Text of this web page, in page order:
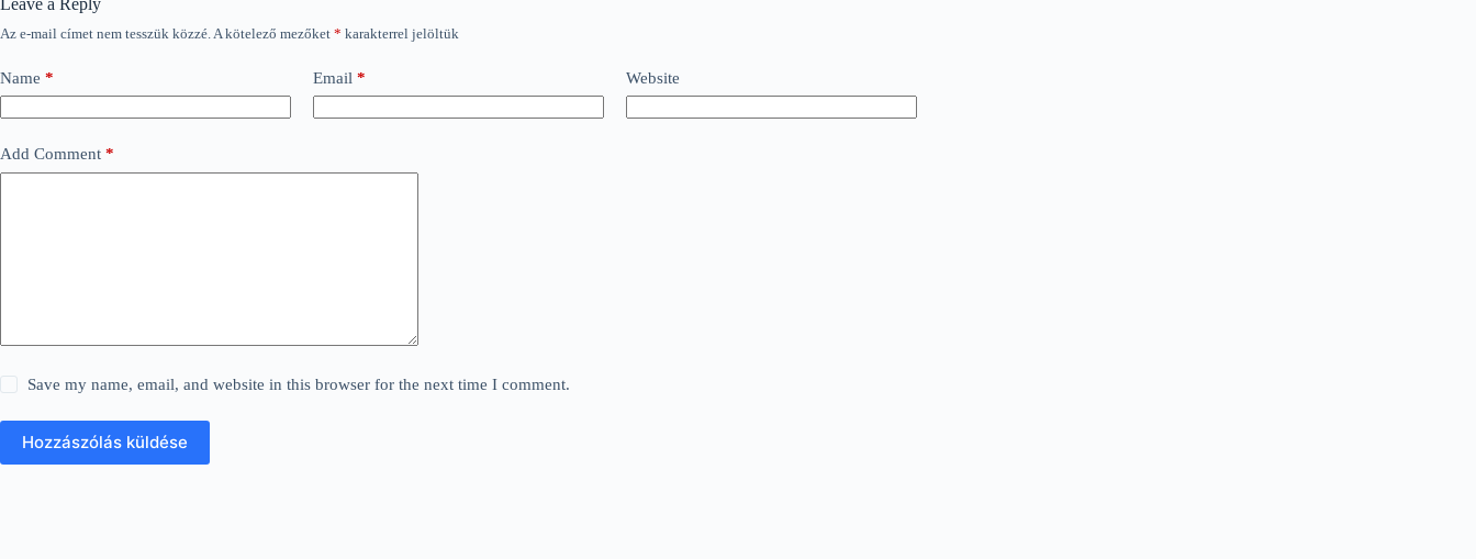
Az e-mail címet nem tesszük közzé. A kötelező mezőket * karakterrel jelöltük
Name * Email * Website
Add Comment *
Save my name, email, and website in this browser for the next time I comment.
Hozzászólás küldése